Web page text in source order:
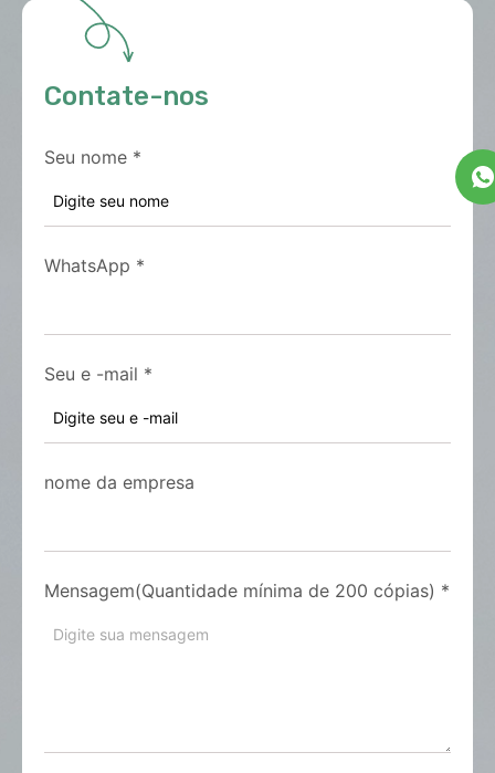
Contate-nos
Seu nome *
WhatsApp *
Seu e -mail *
nome da empresa
Mensagem(Quantidade mínima de 200 cópias) *